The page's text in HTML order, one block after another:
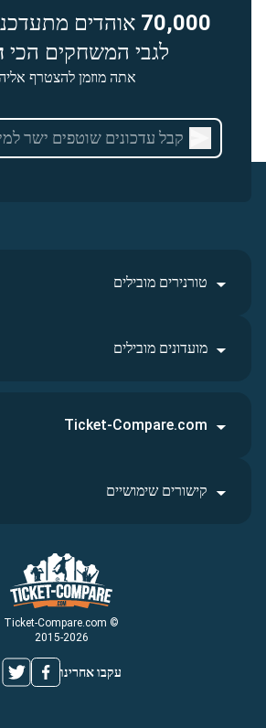
70,000 אוהדים
לגבי המשחקים הכי
אתה מוזמן להצטרף
טורנירים מובילים
מועדונים מובילים
© Ticket-Compare.com
2015-2026
עקבו אחרינו
Ticket-Compare.com
קישורים שימושיים